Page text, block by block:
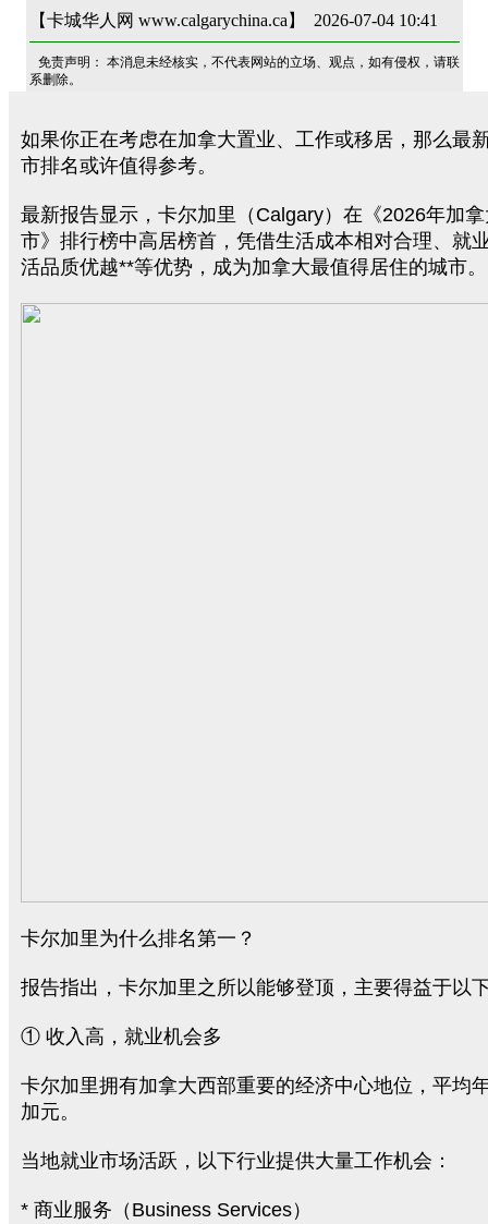
【卡城华人网 www.calgarychina.ca】 2026-07-04 10:41
免责声明： 本消息未经核实，不代表网站的立场、观点，如有侵权，请联
系删除。
如果你正在考虑在加拿大置业、工作或移居，那么最
市排名或许值得参考。
最新报告显示，卡尔加里（Calgary）在《2026年加
市》排行榜中高居榜首，凭借生活成本相对合理、就
活品质优越**等优势，成为加拿大最值得居住的城市。
卡尔加里为什么排名第一？
报告指出，卡尔加里之所以能够登顶，主要得益于以
① 收入高，就业机会多
卡尔加里拥有加拿大西部重要的经济中心地位，平均
加元。
当地就业市场活跃，以下行业提供大量工作机会：
* 商业服务（Business Services）